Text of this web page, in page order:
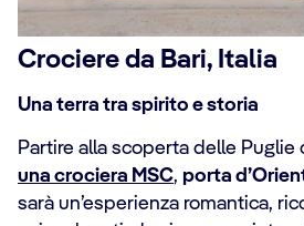
Crociere da Bari, Italia
Una terra tra spirito e storia
Partire alla scoperta delle Puglie
una crociera MSC, porta
sarà un’esperienza romantica,